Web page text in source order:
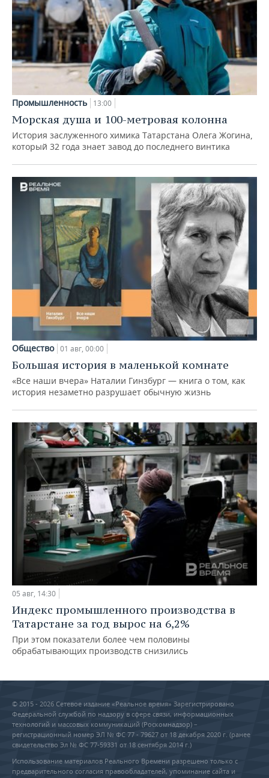
Промышленность 13:00
Морская душа и 100-метровая колонна
История заслуженного химика Татарстана Олега Жогина,
который 32 года знает завод до последнего винтика
Общество 01 авг, 00:00
Большая история в маленькой комнате
«Все наши вчера» Наталии Гинзбург — книга о том, как
история незаметно разрушает обычную жизнь
05 авг, 14:30
Индекс промышленного производства в
Татарстане за год вырос на 6,2%
При этом показатели более чем половины
обрабатывающих производств снизились
© 2015 - 2026 Сетевое издание «Реальное время» Зарегистрировано
Федеральной службой по надзору в сфере связи, информационных
технологий и массовых коммуникаций (Роскомнадзор) –
регистрационный номер ЭЛ № ФС 77 - 79627 от 18 декабря 2020 г. (ранее
свидетельство Эл № ФС 77-59331 от 18 сентября 2014 г.)
Использование материалов Реального Времени разрешено только с
предварительного согласия правообладателей, упоминание сайта и